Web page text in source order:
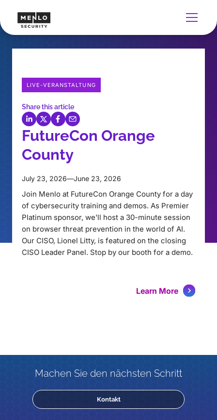
LIVE-VERANSTALTUNG
Share this article
FutureCon Orange
County
July 23, 2026—June 23, 2026
Join Menlo at FutureCon Orange County for a day
of cybersecurity training and demos. As Premier
Platinum sponsor, we'll host a 30-minute session
on browser threat prevention in the world of AI.
Our CISO, Lionel Litty, is featured on the closing
CISO Leader Panel. Stop by our booth for a demo.
Learn More
Machen Sie den nächsten Schritt
Kontakt